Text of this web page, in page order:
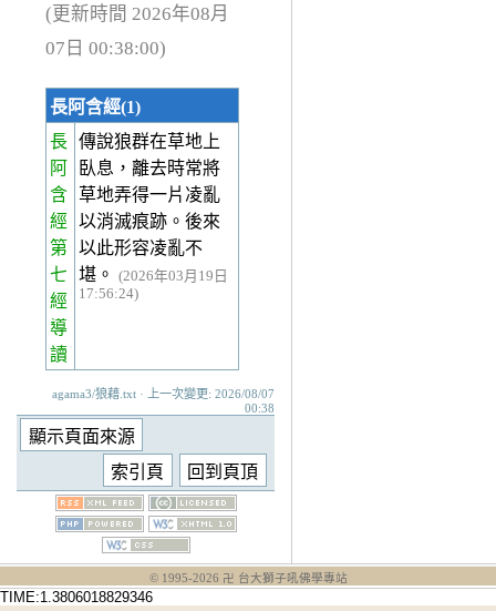
(更新時間 2026年08月
07日 00:38:00)
長阿含經(1)
長
阿
含
經
第
七
經
導
讀
傳說狼群在草地上
臥息，離去時常將
草地弄得一片凌亂
以消滅痕跡。後來
以此形容凌亂不
堪。
(2026年03月19日
17:56:24)
agama3/狼藉.txt · 上一次變更: 2026/08/07
00:38
© 1995-2026 卍 台大獅子吼佛學專站
TIME:1.3806018829346